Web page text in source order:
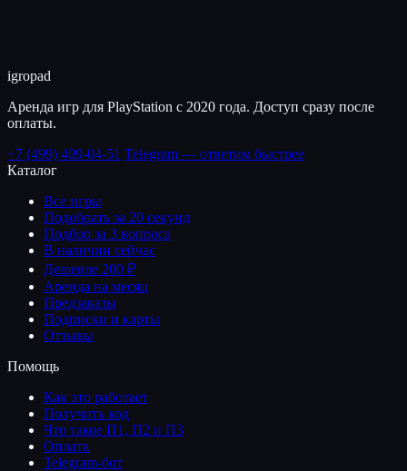
igropad
Аренда игр для PlayStation с 2020 года. Доступ сразу после
оплаты.
+7 (499) 409-04-51 Telegram — ответим быстрее
Каталог
Все игры
Подобрать за 20 секунд
Подбор за 3 вопроса
В наличии сейчас
Дешевле 200 ₽
Аренда на месяц
Предзаказы
Подписки и карты
Отзывы
Помощь
Как это работает
Получить код
Что такое П1, П2 и П3
Оплата
Telegram-бот